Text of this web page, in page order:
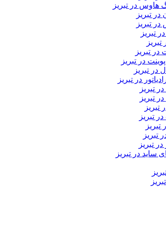
هاوس در تبریز
تبریز
تبریز
تبریز
در تبریز
در تبریز
در تبریز
در تبریز
تبریز
تبریز
تبریز
تبریز
تبریز
تبریز
ساید در تبریز